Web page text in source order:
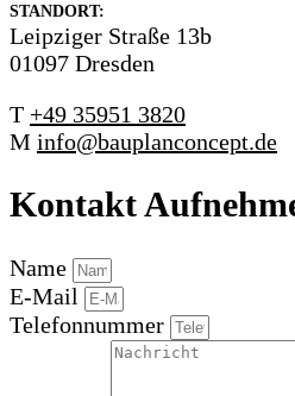
STANDORT:
Leipziger Straße 13b
01097 Dresden
T +49 35951 3820
M info@bauplanconcept.de
Kontakt
Name
E-Mail
Telefonnummer